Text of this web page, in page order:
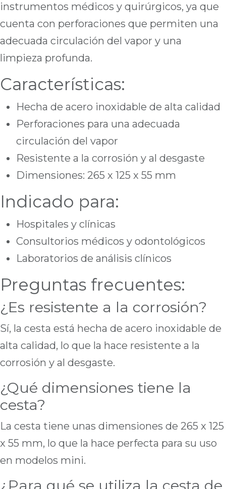
instrumentos médicos y quirúrgicos, ya que
cuenta con perforaciones que permiten una
adecuada circulación del vapor y una
limpieza profunda.
Características:
Hecha de acero inoxidable de alta calidad
Perforaciones para una adecuada
circulación del vapor
Resistente a la corrosión y al desgaste
Dimensiones: 265 x 125 x 55 mm
Indicado para:
Hospitales y clínicas
Consultorios médicos y odontológicos
Laboratorios de análisis clínicos
Preguntas frecuentes:
¿Es resistente a la corrosión?
Sí, la cesta está hecha de acero inoxidable de
alta calidad, lo que la hace resistente a la
corrosión y al desgaste.
¿Qué dimensiones tiene la
cesta?
La cesta tiene unas dimensiones de 265 x 125
x 55 mm, lo que la hace perfecta para su uso
en modelos mini.
¿Para qué se utiliza la cesta de